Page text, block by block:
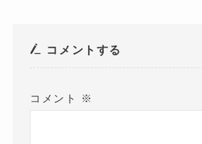
コメントする
コメント ※